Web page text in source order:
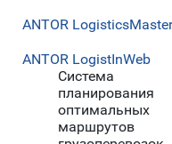
ANTOR
ANTOR LogistInWeb
Система
планирования
оптимальных
маршрутов